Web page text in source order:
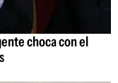
choca con el